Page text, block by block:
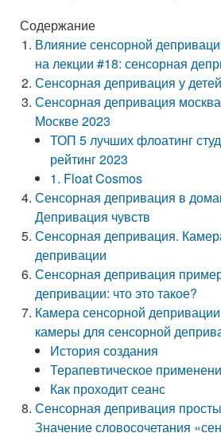
Содержание
Влияние сенсорной
на лекции #18: сенсорная
Сенсорная депривация у
Сенсорная депривация
Москве 2023
ТОП 5 лучших флоатинг
рейтинг 2023
1. Float Cosmos
Сенсорная депривация в
Депривация чувств
Сенсорная депривация.
депривации
Сенсорная депривация
депривации: что это такое?
Камера сенсорной
камеры для сенсорной
История создания
Терапевтическое
Как проходит сеанс
Сенсорная депривация
Значение словосочетания